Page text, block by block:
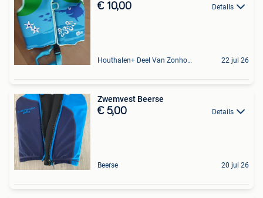
€ 10,00 Details
Houthalen+ Deel Van Zonhoven En Zolder 22 jul 26
Zwemvest Beerse
€ 5,00 Details
Beerse 20 jul 26